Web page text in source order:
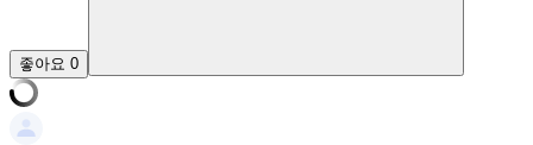
좋아요 0